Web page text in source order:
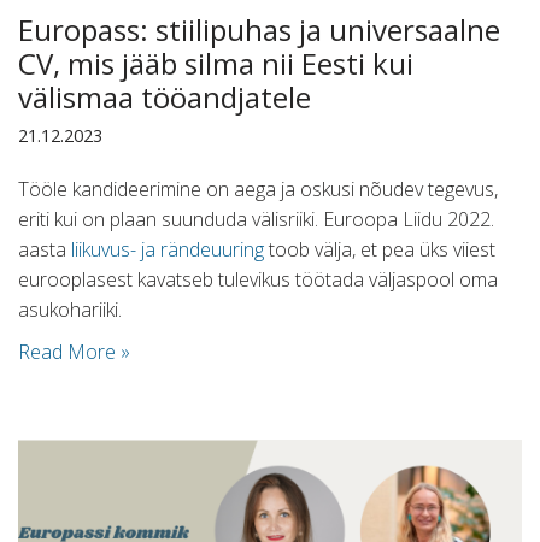
Europass: stiilipuhas ja universaalne
CV, mis jääb silma nii Eesti kui
välismaa tööandjatele
21.12.2023
Tööle kandideerimine on aega ja oskusi nõudev tegevus,
eriti kui on plaan suunduda välisriiki. Euroopa Liidu 2022.
aasta liikuvus- ja rändeuuringtoob välja, et pea üks viiest
eurooplasest kavatseb tulevikus töötada väljaspool oma
asukohariiki.
Read More »